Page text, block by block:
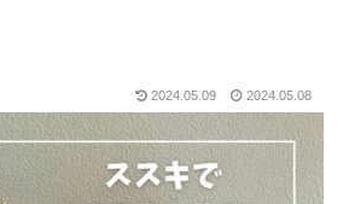
2024.05.09 2024.05.08